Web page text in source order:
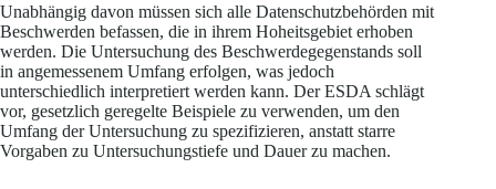
Unabhängig davon müssen sich alle Datenschutzbehörden mit
Beschwerden befassen, die in ihrem Hoheitsgebiet erhoben
werden. Die Untersuchung des Beschwerdegegenstands soll
in angemessenem Umfang erfolgen, was jedoch
unterschiedlich interpretiert werden kann. Der ESDA schlägt
vor, gesetzlich geregelte Beispiele zu verwenden, um den
Umfang der Untersuchung zu spezifizieren, anstatt starre
Vorgaben zu Untersuchungstiefe und Dauer zu machen.